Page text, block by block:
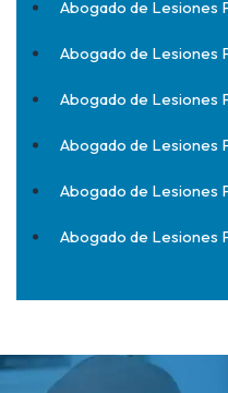
Abogado de Lesiones
Abogado de Lesiones
Abogado de Lesiones
Abogado de Lesiones
Abogado de Lesiones
Abogado de Lesiones